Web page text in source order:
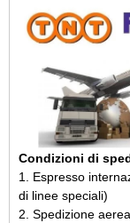
Condizioni di
1. Espresso
di linee speciali)
2. Spedizione aerea